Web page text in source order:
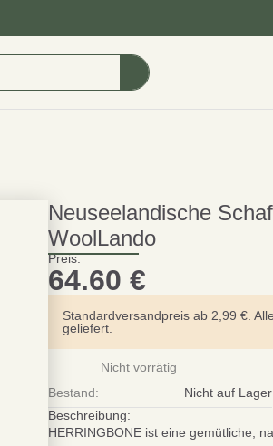
Neuseelandische
WoolLando
Preis:
64.60 €
Standardversandpreis ab 2,99 €.
geliefert.
Nicht vorrätig
Bestand:
Nicht auf Lager
Beschreibung:
HERRINGBONE ist eine gemütliche,